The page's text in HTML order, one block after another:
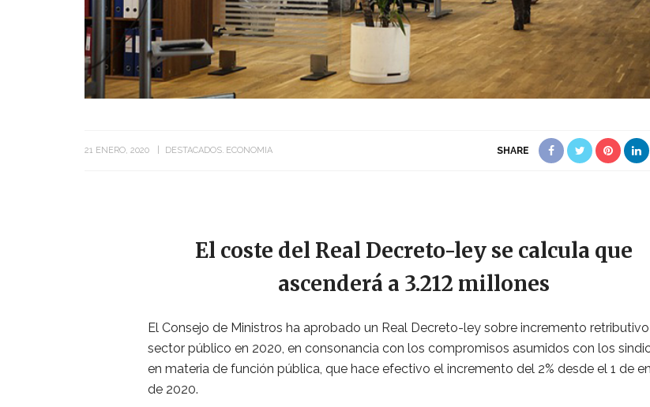
21 ENERO, 2020 DESTACADOS ECONOMIA SHARE
El coste del Real Decreto-ley se calcula que
ascenderá a 3.212 millones
El Consejo de Ministros ha aprobado un Real Decreto-ley sobre incremento
sector público en 2020, en consonancia con los compromisos asumidos con los
en materia de función pública, que hace efectivo el incremento del 2% desde el 1 de
de 2020.